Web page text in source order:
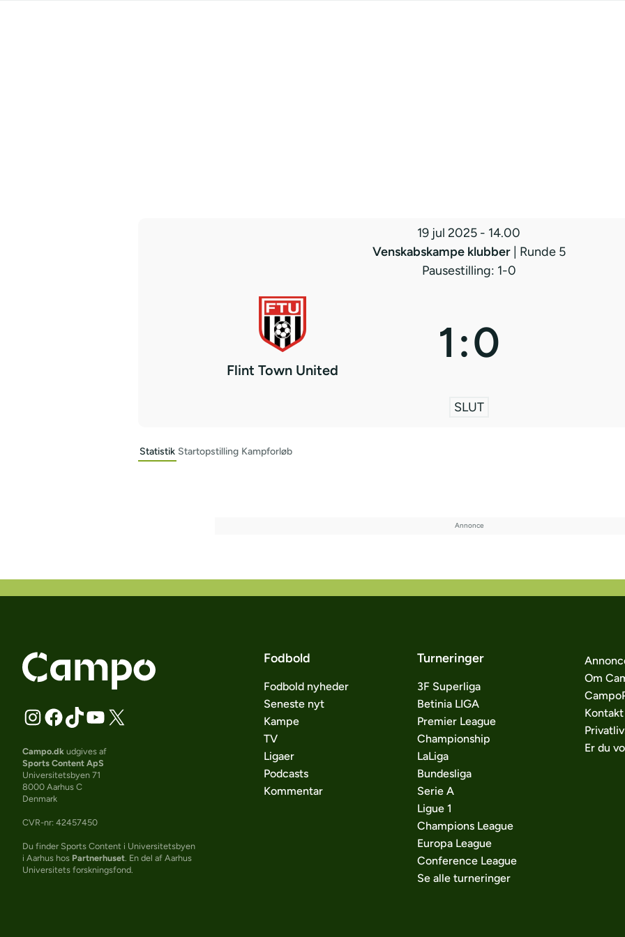
19 jul 2025 - 14.00
Venskabskampe klubber
| Runde 5
Pausestilling: 1-0
Flint Town United
1:0
SLUT
Statistik Startopstilling Kampforløb
Campo.dk udgives af
Sports Content ApS
Universitetsbyen 71
8000 Aarhus C
Denmark
CVR-nr: 42457450
Du finder Sports Content i Universitetsbyen
i Aarhus hos Partnerhuset . En del af Aarhus
Universitets forskningsfond.
Fodbold
Fodbold nyheder
Seneste nyt
Kampe
TV
Ligaer
Podcasts
Kommentar
Turneringer
3F Superliga
Betinia LIGA
Premier League
Championship
LaLiga
Bundesliga
Serie A
Ligue 1
Champions League
Europa League
Conference League
Se alle turneringer
Om
Kontakt
Er du